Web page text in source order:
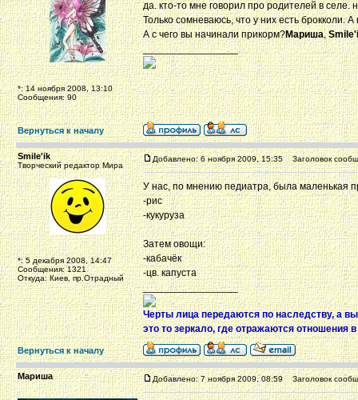
*: 14 ноября 2008, 13:10
Сообщения: 90
да. кто-то мне говорил про родителей в селе.
Только сомневаюсь, что у них есть брокколи. А
А с чего вы начинали прикорм?Мариша,
_________________
Вернуться к началу
Smile'ik
Творческий редактор Мира
*: 5 декабря 2008, 14:47
Сообщения: 1321
Откуда: Киев, пр.Отрадный
Добавлено: 6 ноября 2009, 15:35 Заголовок
У нас, по мнению педиатра, была маленькая
-рис
-кукуруза
Затем овощи:
-кабачёк
-цв. капуста
_________________
Черты лица передаются по наследству, а
это то зеркало, где отражаются отношения
Вернуться к началу
Мариша Добавлено: 7 ноября 2009, 08:59 Заголовок